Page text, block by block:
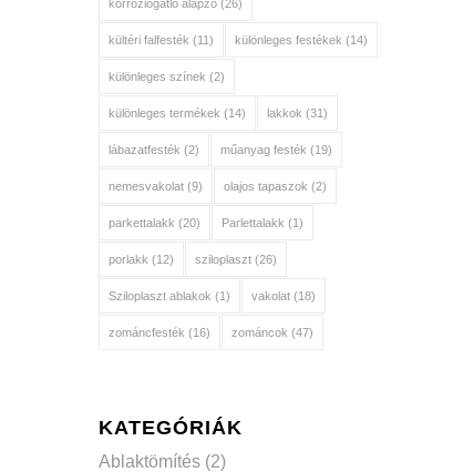
korróziógátló alapzó(26)
kültéri falfesték (11) különleges festékek (14)
különleges színek (2)
különleges termékek (14) lakkok (31)
lábazatfesték (2) műanyag festék (19)
nemesvakolat(9) olajos tapaszok (2)
parkettalakk (20) Parlettalakk (1)
porlakk (12) sziloplaszt(26)
Sziloplaszt ablakok (1) vakolat(18)
zománcfesték (16) zománcok (47)
KATEGÓRIÁK
Ablaktömítés(2)